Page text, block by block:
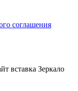
соглашения
вставка Зеркало